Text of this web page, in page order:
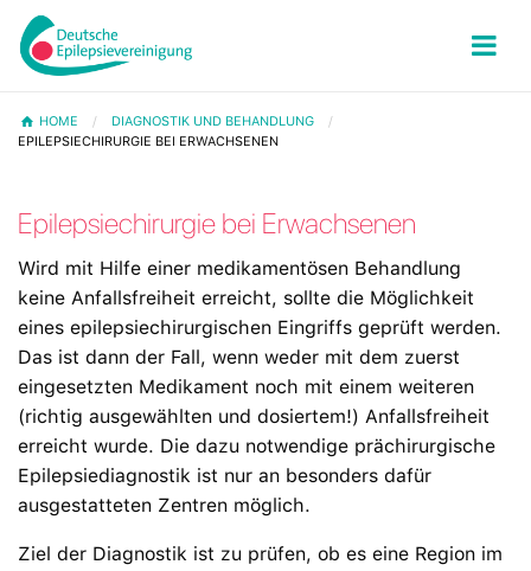
HOME
DIAGNOSTIK UND BEHANDLUNG
EPILEPSIECHIRURGIE BEI ERWACHSENEN
Epilepsiechirurgie bei Erwachsenen
Wird mit Hilfe einer medikamentösen Behandlung
keine Anfallsfreiheit erreicht, sollte die Möglichkeit
eines epilepsiechirurgischen Eingriffs geprüft werden.
Das ist dann der Fall, wenn weder mit dem zuerst
eingesetzten Medikament noch mit einem weiteren
(richtig ausgewählten und dosiertem!) Anfallsfreiheit
erreicht wurde. Die dazu notwendige prächirurgische
Epilepsiediagnostik ist nur an besonders dafür
ausgestatteten Zentren möglich.
Ziel der Diagnostik ist zu prüfen, ob es eine Region im